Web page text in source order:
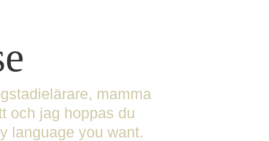
mamma
och jag hoppas du
language you want.